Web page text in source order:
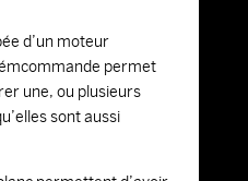
d’un moteur
permet
une, ou plusieurs
sont aussi